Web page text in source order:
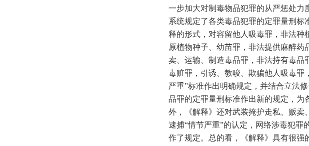
一步加大对制毒物品犯罪的从严惩处力
系统规定了各类毒品犯罪的定罪量刑
释的形式，对容留他人吸毒罪，非法种
原植物种子、幼苗罪，非法提供麻醉
卖、运输、制造毒品罪，非法持有毒品
毒赃罪，引诱、教唆、欺骗他人吸毒罪
严重”标准作出明确规定，并结合立法
品罪的定罪量刑标准作出新的规定，
外，《解释》还对武装掩护走私、贩卖
逮捕“情节严重”的认定，网络涉毒犯罪
作了规定。总的看，《解释》具有很